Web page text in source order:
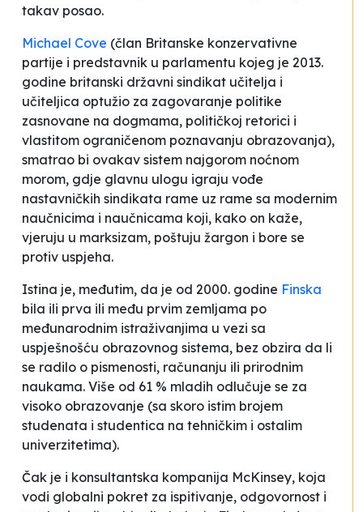
takav posao.
Michael Cove (član Britanske konzervativne
partije i predstavnik u parlamentu kojeg je 2013.
godine britanski državni sindikat učitelja i
učiteljica optužio za zagovaranje politike
zasnovane na dogmama, političkoj retorici i
vlastitom ograničenom poznavanju obrazovanja),
smatrao bi ovakav sistem najgorom noćnom
morom, gdje glavnu ulogu igraju vođe
nastavničkih sindikata rame uz rame sa modernim
naučnicima i naučnicama koji, kako on kaže,
vjeruju u marksizam, poštuju žargon i bore se
protiv uspjeha.
Istina je, međutim, da je od 2000. godine Finska
bila ili prva ili među prvim zemljama po
međunarodnim istraživanjima u vezi sa
uspješnošću obrazovnog sistema, bez obzira da li
se radilo o pismenosti, računanju ili prirodnim
naukama. Više od 61 % mladih odlučuje se za
visoko obrazovanje (sa skoro istim brojem
studenata i studentica na tehničkim i ostalim
univerzitetima).
Čak je i konsultantska kompanija McKinsey, koja
vodi globalni pokret za ispitivanje, odgovornost i